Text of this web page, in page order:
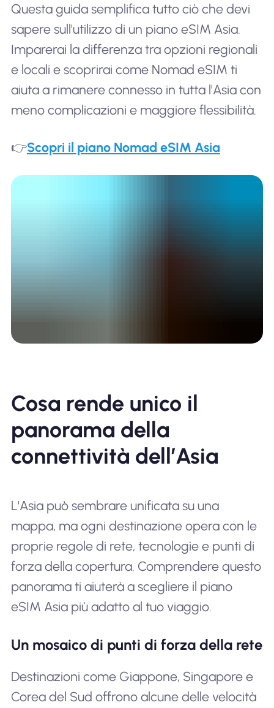
Questa guida semplifica tutto ciò che devi
sapere sull'utilizzo di un piano eSIM Asia.
Imparerai la differenza tra opzioni regionali
e locali e scoprirai come Nomad eSIM ti
aiuta a rimanere connesso in tutta l'Asia con
meno complicazioni e maggiore flessibilità.
👉Scopri il piano Nomad eSIM Asia
Cosa rende unico il
panorama della
connettività dell’Asia
L'Asia può sembrare unificata su una
mappa, ma ogni destinazione opera con le
proprie regole di rete, tecnologie e punti di
forza della copertura. Comprendere questo
panorama ti aiuterà a scegliere il piano
eSIM Asia più adatto al tuo viaggio.
Un mosaico di punti di forza della rete
Destinazioni come Giappone, Singapore e
Corea del Sud offrono alcune delle velocità